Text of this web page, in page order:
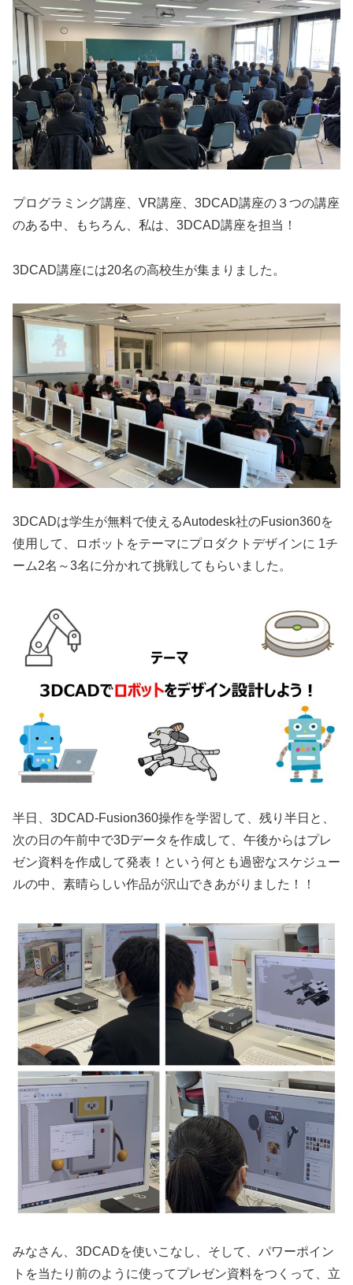
プログラミング講座、VR講座、3DCAD講座の３つの講座
のある中、もちろん、私は、3DCAD講座を担当！
3DCAD講座には20名の高校生が集まりました。
3DCADは学生が無料で使えるAutodesk社のFusion360を
使用して、ロボットをテーマにプロダクトデザインに 1チ
ーム2名～3名に分かれて挑戦してもらいました。
半日、3DCAD-Fusion360操作を学習して、残り半日と、
次の日の午前中で3Dデータを作成して、午後からはプレ
ゼン資料を作成して発表！という何とも過密なスケジュー
ルの中、素晴らしい作品が沢山できあがりました！！
みなさん、3DCADを使いこなし、そして、パワーポイン
トを当たり前のように使ってプレゼン資料をつくって、立